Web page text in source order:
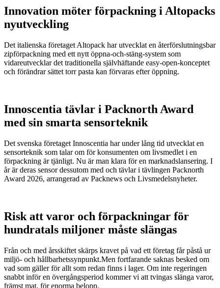
Innovation möter förpackning i Altopacks
nyutveckling
Det italienska företaget Altopack har utvecklat en återförslutningsbar
zipförpackning med ett nytt öppna-och-stäng-system som
vidareutvecklar det traditionella självhäftande easy-open-konceptet
och förändrar sättet torr pasta kan förvaras efter öppning.
Innoscentia tävlar i Packnorth Award
med sin smarta sensorteknik
Det svenska företaget Innoscentia har under lång tid utvecklat en
sensorteknik som talar om för konsumenten om livsmedlet i en
förpackning är tjänligt. Nu är man klara för en marknadslansering. I
år är deras sensor dessutom med och tävlar i tävlingen Packnorth
Award 2026, arrangerad av Packnews och Livsmedelsnyheter.
Risk att varor och förpackningar för
hundratals miljoner måste slängas
Från och med årsskiftet skärps kravet på vad ett företag får påstå ur
miljö- och hållbarhetssynpunkt.Men fortfarande saknas besked om
vad som gäller för allt som redan finns i lager. Om inte regeringen
snabbt inför en övergångsperiod kommer vi att tvingas slänga varor,
främst mat, för enorma belopp.